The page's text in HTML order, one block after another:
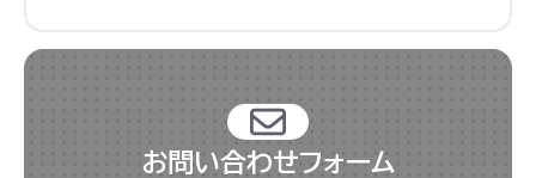
お問い合わせフォーム